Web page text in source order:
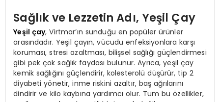
Sağlık ve Lezzetin Adı, Yeşil Çay
Yeşil çay, Virtmar’ın sunduğu en popüler ürünler
arasındadır. Yeşil çayın, vücudu enfeksiyonlara karşı
koruması, stresi azaltması, bilişsel sağlığı güçlendirmesi
gibi pek çok sağlık faydası bulunur. Ayrıca, yeşil çay
kemik sağlığını güçlendirir, kolesterolü düşürür, tip 2
diyabeti yönetir, inme riskini azaltır, baş ağrılarını
dindirir ve kilo kaybına yardımcı olur. Tüm bu özellikler,